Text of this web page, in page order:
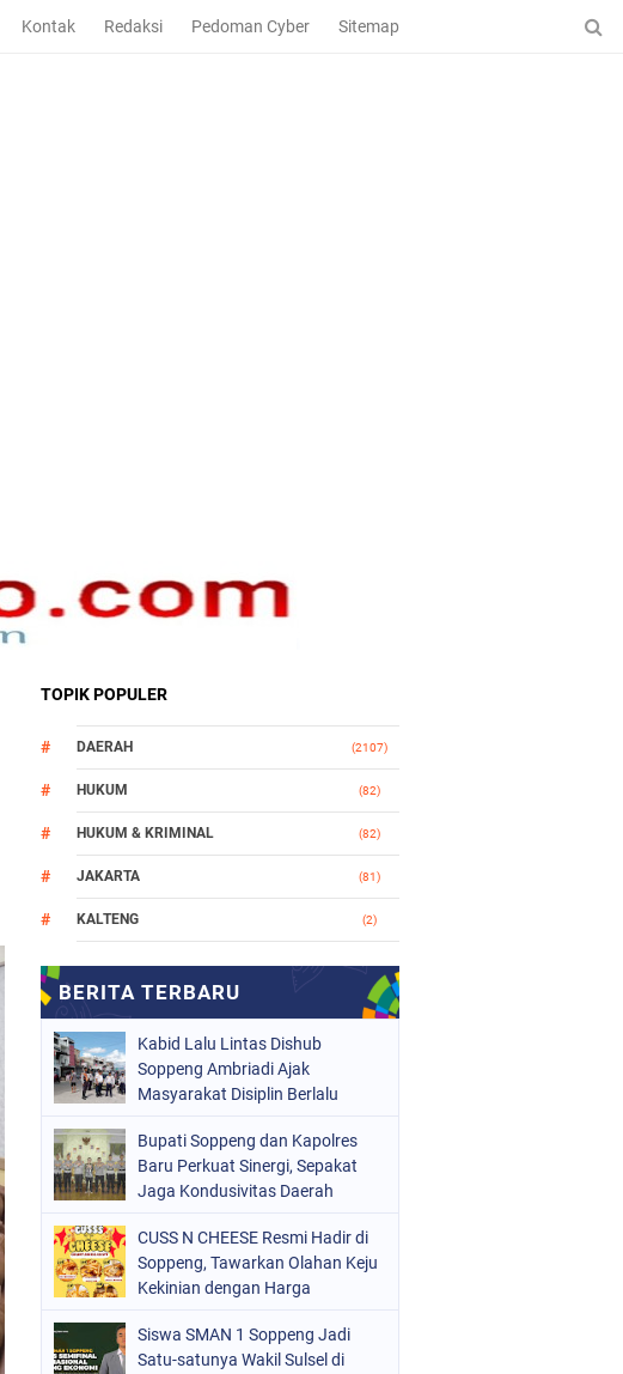
Kontak Redaksi Pedoman Cyber Sitemap
TOPIK POPULER
DAERAH (2107)
HUKUM (82)
HUKUM & KRIMINAL (82)
JAKARTA (81)
KALTENG (2)
MAKASSAR
(1021)
ORGANISASI
PERISTIWA
POLITIK (220)
POLRI
SULSEL (846)
Kabid Lalu Lintas Dishub
Soppeng Ambriadi Ajak
Masyarakat Disiplin Berlalu
Bupati Soppeng dan Kapolres
Baru Perkuat Sinergi, Sepakat
Jaga Kondusivitas Daerah
CUSS N CHEESE Resmi Hadir di
Soppeng, Tawarkan Olahan Keju
Kekinian dengan Harga
Siswa SMAN 1 Soppeng Jadi
Satu-satunya Wakil Sulsel di